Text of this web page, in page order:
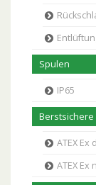
Spulen
IP65
Berstsichere
ATEX Ex d
ATEX Ex